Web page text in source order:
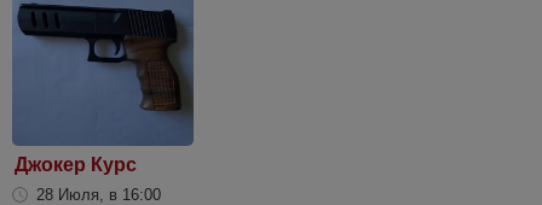
Джокер Курс
28 Июля, в 16:00